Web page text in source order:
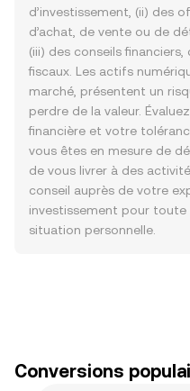
d’investissement, (ii) des
d’achat, de vente ou de
(iii) des conseils
fiscaux. Les actifs
marché, présentent un
perdre de la valeur.
financière et votre
vous êtes en mesure de
de vous livrer à des
conseil auprès de votre
investissement pour
situation personnelle.
Conversions